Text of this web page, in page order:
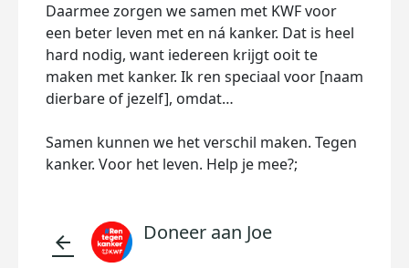
Daarmee zorgen we samen met KWF voor
een beter leven met en ná kanker. Dat is heel
hard nodig, want iedereen krijgt ooit te
maken met kanker. Ik ren speciaal voor [naam
dierbare of jezelf], omdat…
Samen kunnen we het verschil maken. Tegen
kanker. Voor het leven. Help je mee?;
arrow_back Doneer aan Joe